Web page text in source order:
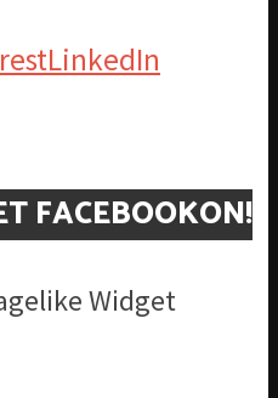
LinkedIn
FACEBOOKON!